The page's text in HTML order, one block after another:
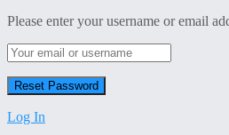
Please enter your username or email
Log In